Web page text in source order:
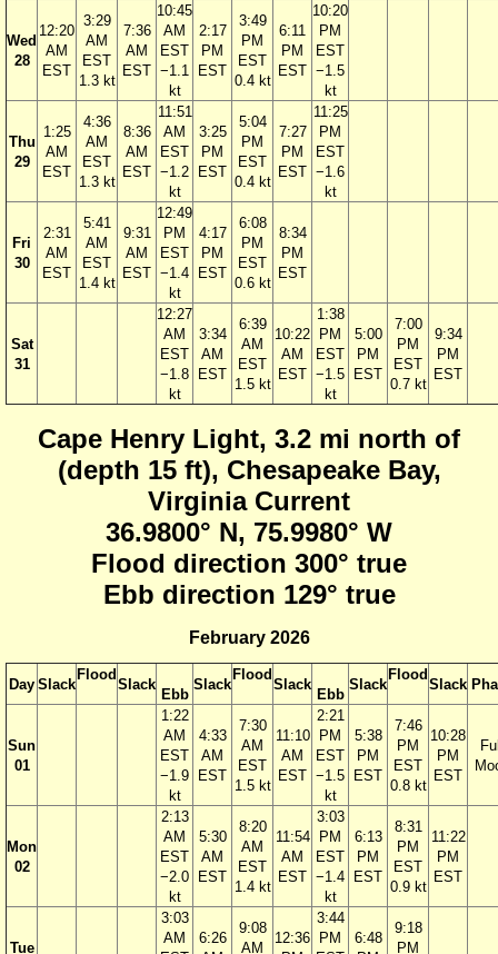
Wed
28
12:20
AM
EST
3:29
AM
EST
1.3 kt
7:36
AM
EST
10:45
AM
EST
−1.1
kt
2:17
PM
EST
3:49
PM
EST
0.4 kt
6:11
PM
EST
10:20
PM
EST
−1.5
kt
Thu
29
1:25
AM
EST
4:36
AM
EST
1.3 kt
8:36
AM
EST
11:51
AM
EST
−1.2
kt
3:25
PM
EST
5:04
PM
EST
0.4 kt
7:27
PM
EST
11:25
PM
EST
−1.6
kt
Fri
30
2:31
AM
EST
5:41
AM
EST
1.4 kt
9:31
AM
EST
12:49
PM
EST
−1.4
kt
4:17
PM
EST
6:08
PM
EST
0.6 kt
8:34
PM
EST
Sat
31
12:27
AM
EST
−1.8
kt
3:34
AM
EST
6:39
AM
EST
1.5 kt
10:22
AM
EST
1:38
PM
EST
−1.5
kt
5:00
PM
EST
7:00
PM
EST
0.7 kt
9:34
PM
EST
Cape Henry Light, 3.2 mi north of
(depth 15 ft), Chesapeake Bay,
Virginia Current
36.9800° N, 75.9980° W
Flood direction 300° true
Ebb direction 129° true
February 2026
Day Slack
Flood
Slack
Ebb
Slack
Flood
Slack
Ebb
Slack
Flood
Slack
Sun
01
1:22
AM
EST
−1.9
kt
4:33
AM
EST
7:30
AM
EST
1.5 kt
11:10
AM
EST
2:21
PM
EST
−1.5
kt
5:38
PM
EST
7:46
PM
EST
0.8 kt
10:28
PM
EST
Mon
02
2:13
AM
EST
−2.0
kt
5:30
AM
EST
8:20
AM
EST
1.4 kt
11:54
AM
EST
3:03
PM
EST
−1.4
kt
6:13
PM
EST
8:31
PM
EST
0.9 kt
11:22
PM
EST
Tue
3:03
AM
6:26
9:08
AM
12:36
3:44
PM
6:48
9:18
PM